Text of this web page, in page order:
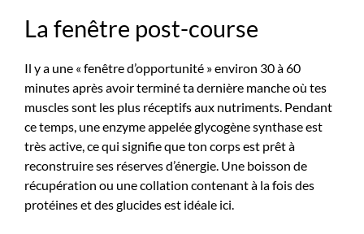
La fenêtre post-course
Il y a une « fenêtre d’opportunité » environ 30 à 60
minutes après avoir terminé ta dernière manche où tes
muscles sont les plus réceptifs aux nutriments. Pendant
ce temps, une enzyme appelée glycogène synthase est
très active, ce qui signifie que ton corps est prêt à
reconstruire ses réserves d’énergie. Une boisson de
récupération ou une collation contenant à la fois des
protéines et des glucides est idéale ici.